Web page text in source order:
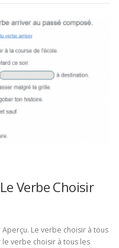
Verbe Choisir
Le verbe choisir à tous
verbe choisir à tous les